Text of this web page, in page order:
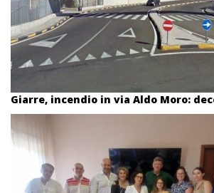
Giarre, incendio in via Aldo Moro: